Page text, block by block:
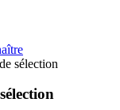
sélection